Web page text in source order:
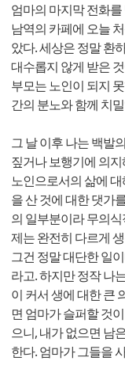
엄마의 마지막 전화
남역의 카페에 오늘
았다. 세상은 정말 환
대수롭지 않게 받은
부모는 노인이 되지
간의 분노와 함께 치
그 날 이후 나는 백발
짚거나 보행기에 의
노인으로서의 삶에
을 산 것에 대한 댓가
의 일부분이라 무의
제는 완전히 다르게
그건 정말 대단한 일
라고. 하지만 정작 나
이 커서 생에 대한 큰
면 엄마가 슬퍼할 것
으니, 내가 없으면 남
한다. 엄마가 그들을